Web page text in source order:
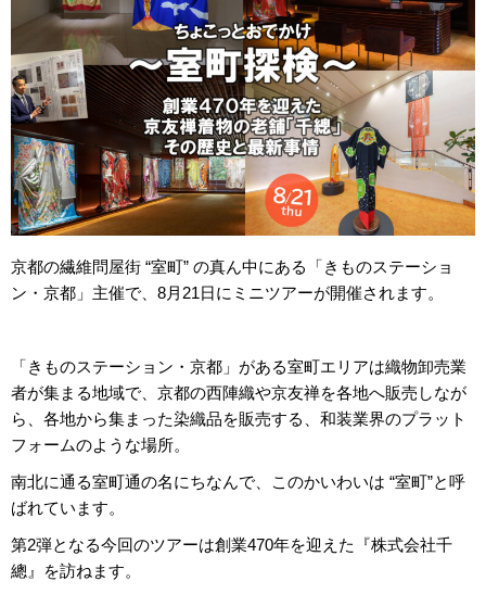
京都の繊維問屋街 “室町” の真ん中にある「きものステーショ
ン・京都」主催で、8月21日にミニツアーが開催されます。
「きものステーション・京都」がある室町エリアは織物卸売業
者が集まる地域で、京都の西陣織や京友禅を各地へ販売しなが
ら、各地から集まった染織品を販売する、和装業界のプラット
フォームのような場所。
南北に通る室町通の名にちなんで、このかいわいは “室町”と呼
ばれています。
第2弾となる今回のツアーは創業470年を迎えた『株式会社千
總』を訪ねます。